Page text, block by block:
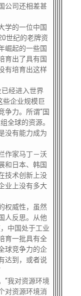
公司还相差甚
学的一位中国
世纪的老牌资
崛起的一些国
育出了具有国
有培育出这样
经进入世界
些企业规模巨
争力。所谓“国
全球的资源。
没有能力成为
作家马丁－沃
和日本、韩国
技术创新上没
业上没有多大
权威性，虽然
人反思。从他
中国处于工业
育一批具有全
球竞争力的企
达到，或者说
“我对资源环境
对资源环境消